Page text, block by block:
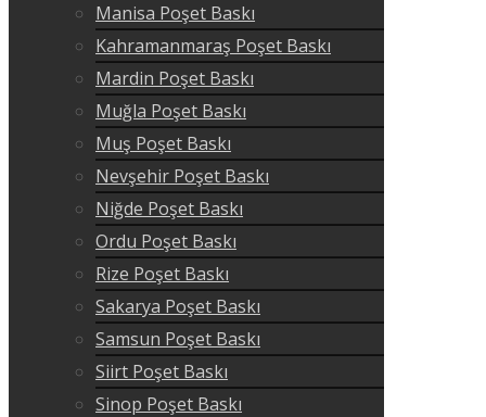
Manisa Poşet Baskı
Kahramanmaraş Poşet Baskı
Mardin Poşet Baskı
Muğla Poşet Baskı
Muş Poşet Baskı
Nevşehir Poşet Baskı
Niğde Poşet Baskı
Ordu Poşet Baskı
Rize Poşet Baskı
Sakarya Poşet Baskı
Samsun Poşet Baskı
Siirt Poşet Baskı
Sinop Poşet Baskı